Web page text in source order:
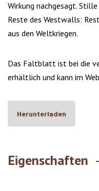
Wirkung nachgesagt.
Reste des Westwalls:
aus den Weltkriegen.
Das Faltblatt ist bei die
erhältlich und kann im
Herunterladen
Eigenschaften